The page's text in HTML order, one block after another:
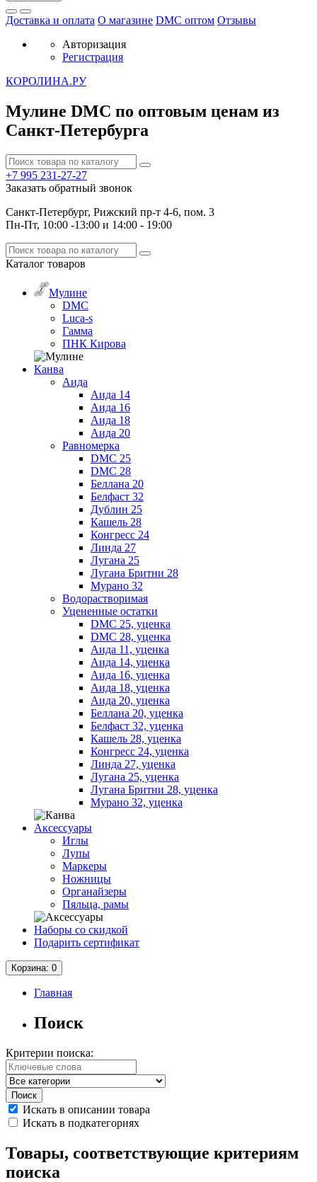
Доставка и оплата О магазине DMC оптом Отзывы
Авторизация
Регистрация
КОРОЛИНА.РУ
Мулине DMC по оптовым ценам из
Санкт-Петербурга
+7 995 231-27-27
Заказать обратный звонок
Санкт-Петербург, Рижский пр-т 4-6, пом. 3
Пн-Пт, 10:00 -13:00 и 14:00 - 19:00
Каталог товаров
Мулине
DMC
Luca-s
Гамма
ПНК Кирова
Канва
Аида
Аида 14
Аида 16
Аида 18
Аида 20
Равномерка
DMC 25
DMC 28
Беллана 20
Белфаст 32
Дублин 25
Кашель 28
Конгресс 24
Линда 27
Лугана 25
Лугана Бритни 28
Мурано 32
Водорастворимая
Уцененные остатки
DMC 25, уценка
DMC 28, уценка
Аида 11, уценка
Аида 14, уценка
Аида 16, уценка
Аида 18, уценка
Аида 20, уценка
Беллана 20, уценка
Белфаст 32, уценка
Кашель 28, уценка
Конгресс 24, уценка
Линда 27, уценка
Лугана 25, уценка
Лугана Бритни 28, уценка
Мурано 32, уценка
Аксессуары
Иглы
Лупы
Маркеры
Ножницы
Органайзеры
Пяльца, рамы
Наборы со скидкой
Подарить сертификат
Корзина: 0
Главная
Поиск
Критерии поиска:
Искать в описании товара
Искать в подкатегориях
Товары, соответствующие критериям
поиска